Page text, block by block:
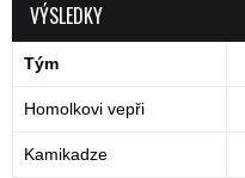
VÝSLEDKY
Tým
Homolkovi vepři
Kamikadze